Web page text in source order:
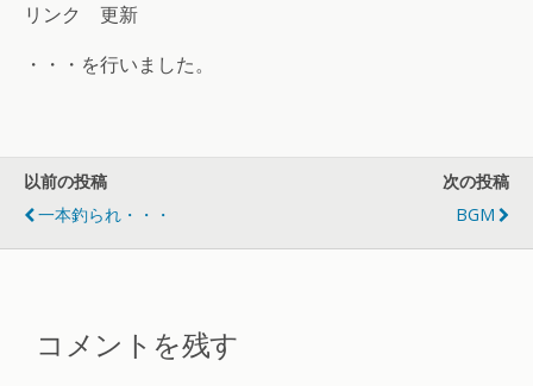
リンク 更新
・・・を行いました。
以前の投稿
一本釣られ・・・
次の投稿
BGM
コメントを残す